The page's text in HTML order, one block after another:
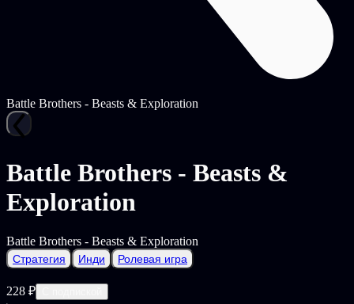
Battle Brothers - Beasts & Exploration
Battle Brothers - Beasts &
Exploration
Battle Brothers - Beasts & Exploration
Стратегия Инди Ролевая игра
228 ₽